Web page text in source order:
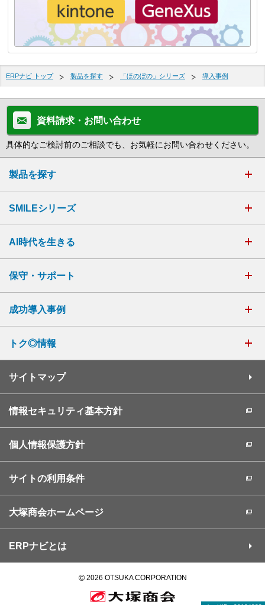
ERPナビ トップ 製品を探す 「ほのぼの」シリーズ 導入事例
資料請求・お問い合わせ
具体的なご検討前のご相談でも、お気軽にお問い合わせください。
製品を探す
SMILEシリーズ
AI時代を生きる
保守・サポート
成功導入事例
トク◎情報
サイトマップ
情報セキュリティ基本方針
個人情報保護方針
サイトの利用条件
大塚商会ホームページ
ERPナビとは
©2026 OTSUKA CORPORATION